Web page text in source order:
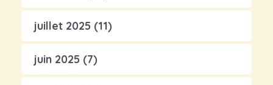
juillet 2025 (11)
juin 2025 (7)